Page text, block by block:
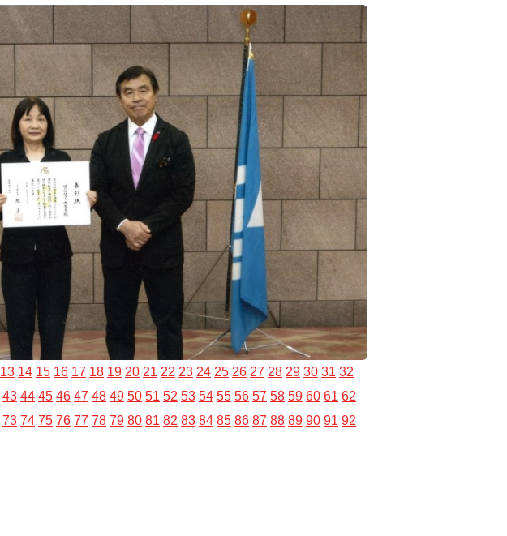
13 14 15 16 17 18 19 20 21 22 23 24 25 26 27 28 29 30 31 32
43 44 45 46 47 48 49 50 51 52 53 54 55 56 57 58 59 60 61 62
73 74 75 76 77 78 79 80 81 82 83 84 85 86 87 88 89 90 91 92